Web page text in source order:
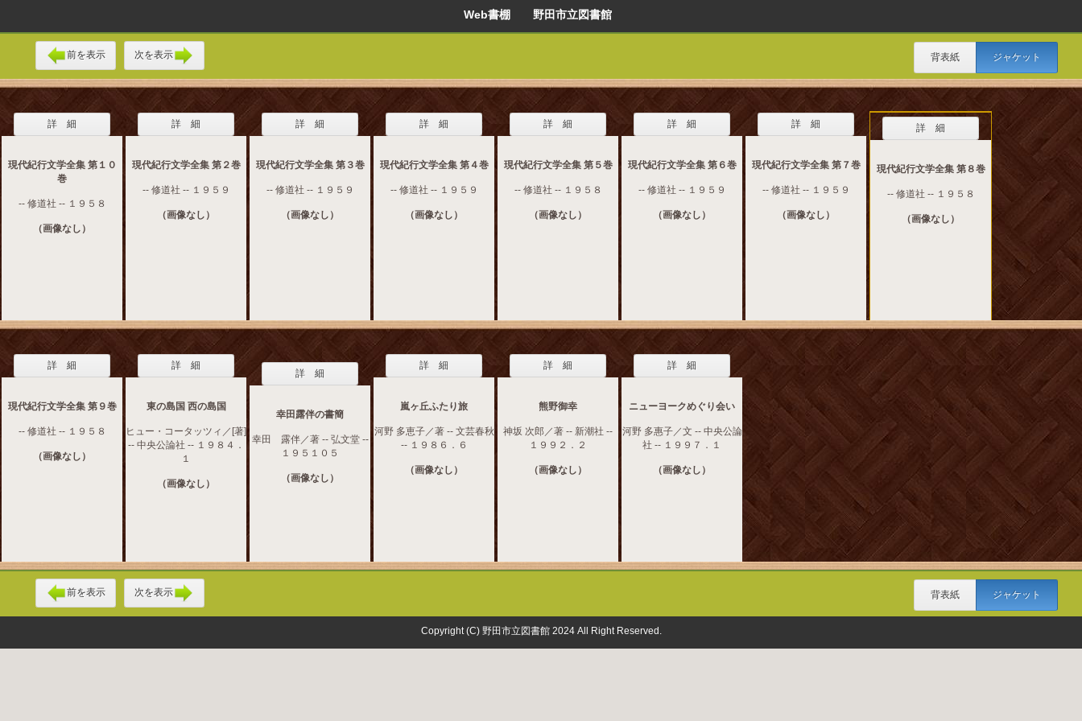
Web書棚 野田市立図書館
前を表示 次を表示 背表紙 ジャケット
詳 細
現代紀行文学全集 第１０
巻
-- 修道社 -- １９５８
（画像なし）
詳 細
現代紀行文学全集 第２巻
-- 修道社 -- １９５９
（画像なし）
詳 細
現代紀行文学全集 第３巻
-- 修道社 -- １９５９
（画像なし）
詳 細
現代紀行文学全集 第４巻
-- 修道社 -- １９５９
（画像なし）
詳 細
現代紀行文学全集 第５巻
-- 修道社 -- １９５８
（画像なし）
詳 細
現代紀行文学全集 第６巻
-- 修道社 -- １９５９
（画像なし）
詳 細
現代紀行文学全集 第７巻
-- 修道社 -- １９５９
（画像なし）
詳 細
現代紀行文学全集 第８巻
-- 修道社 -- １９５８
（画像なし）
詳 細
現代紀行文学全集 第９巻
-- 修道社 -- １９５８
（画像なし）
詳 細
東の島国 西の島国
ヒュー・コータッツィ／[著]
-- 中央公論社 -- １９８４．
１
（画像なし）
詳 細
幸田露伴の書簡
幸田 露伴／著 -- 弘文堂 --
１９５１０５
（画像なし）
詳 細
嵐ヶ丘ふたり旅
河野 多恵子／著 -- 文芸春秋
-- １９８６．６
（画像なし）
詳 細
熊野御幸
神坂 次郎／著 -- 新潮社 --
１９９２．２
（画像なし）
詳 細
ニューヨークめぐり会い
河野 多惠子／文 -- 中央公論
社 -- １９９７．１
（画像なし）
前を表示 次を表示 背表紙 ジャケット
Copyright (C) 野田市立図書館 2024 All Right Reserved.